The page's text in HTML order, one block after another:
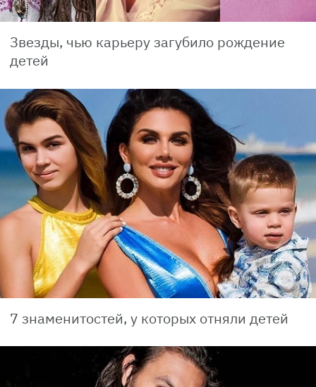
Звезды, чью карьеру загубило рождение
детей
7 знаменитостей, у которых отняли детей